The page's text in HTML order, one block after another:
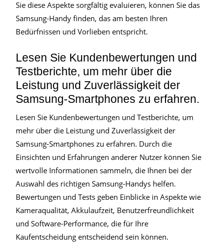
Sie diese Aspekte sorgfältig evaluieren, können Sie das
Samsung-Handy finden, das am besten Ihren
Bedürfnissen und Vorlieben entspricht.
Lesen Sie Kundenbewertungen und
Testberichte, um mehr über die
Leistung und Zuverlässigkeit der
Samsung-Smartphones zu erfahren.
Lesen Sie Kundenbewertungen und Testberichte, um
mehr über die Leistung und Zuverlässigkeit der
Samsung-Smartphones zu erfahren. Durch die
Einsichten und Erfahrungen anderer Nutzer können Sie
wertvolle Informationen sammeln, die Ihnen bei der
Auswahl des richtigen Samsung-Handys helfen.
Bewertungen und Tests geben Einblicke in Aspekte wie
Kameraqualität, Akkulaufzeit, Benutzerfreundlichkeit
und Software-Performance, die für Ihre
Kaufentscheidung entscheidend sein können.